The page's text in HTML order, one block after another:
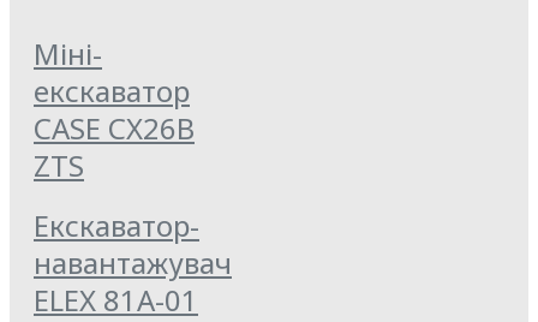
Міні-
екскаватор
CASE CX26B
ZTS
Екскаватор-
навантажувач
ELEX 81А-01